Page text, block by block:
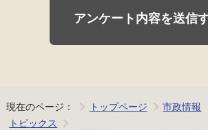
アンケート内容を送信
現在のページ： トップページ 市政情報
トピックス